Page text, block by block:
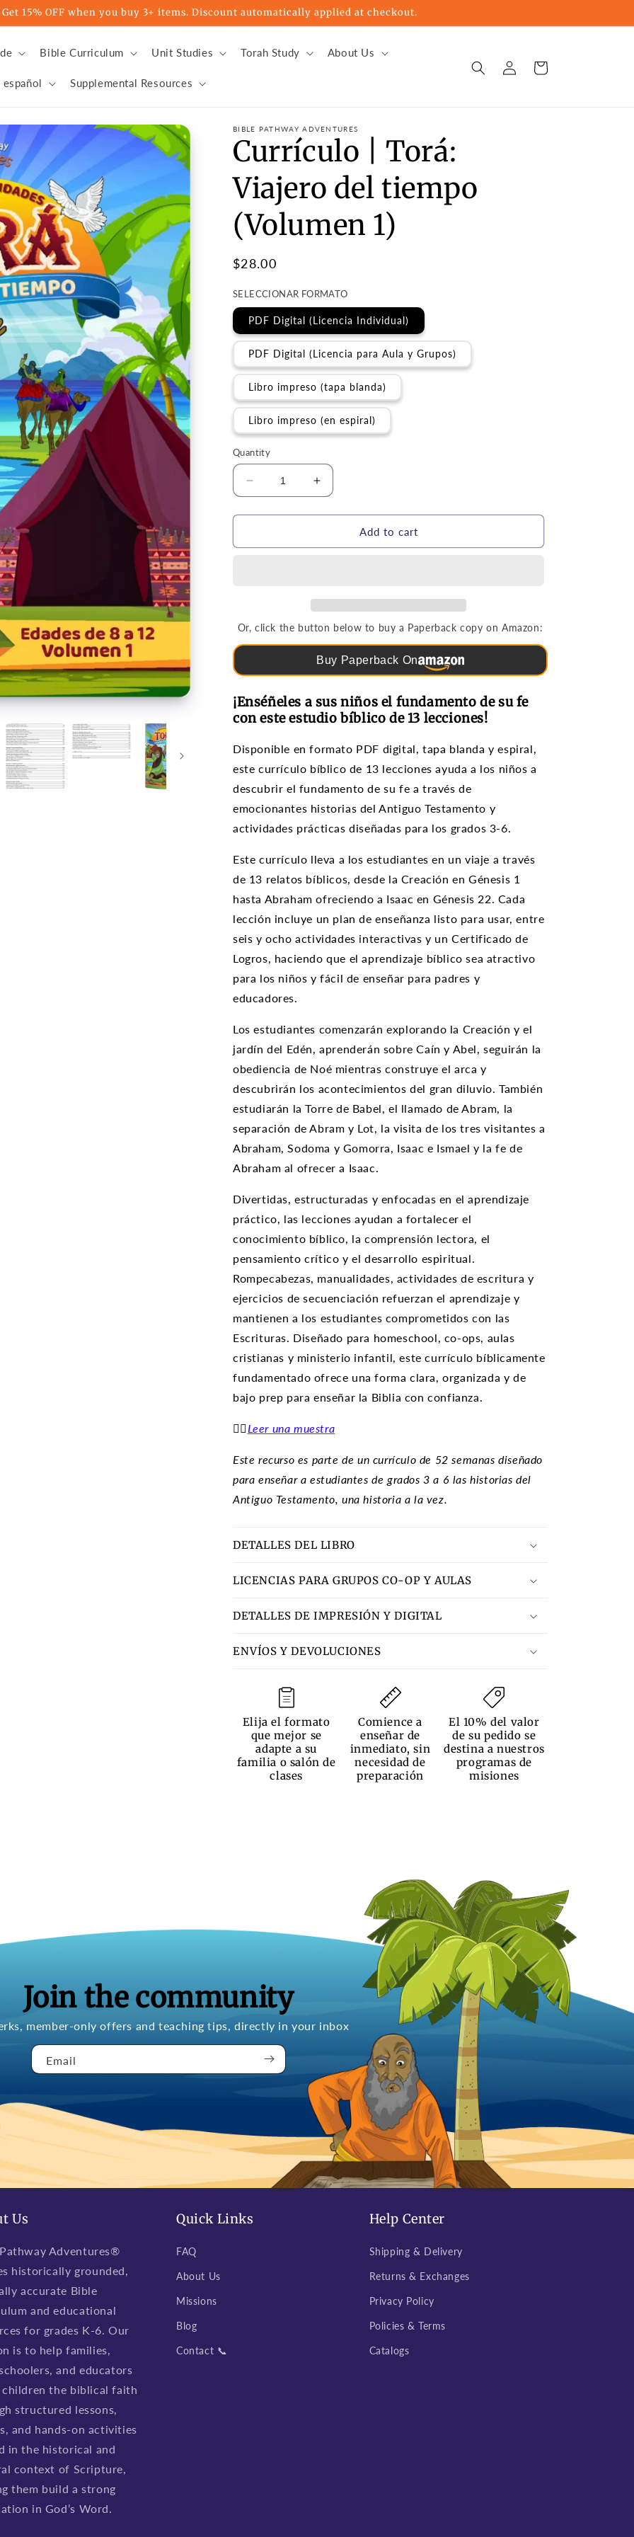
Get 15% OFF when you buy 3+ items. Discount automatically applied at checkout.
Bible Curriculum Unit Studies Torah Study About Us
español Supplemental Resources
Log
in
Cart
BIBLE PATHWAY ADVENTURES
Currículo | Torá:
Viajero del tiempo
(Volumen 1)
Regular
$28.00
SELECCIONAR FORMATO
PDF Digital (Licencia Individual)
PDF Digital (Licencia para Aula y Grupos)
Libro impreso (tapa blanda)
Libro impreso (en espiral)
Quantity
Decrease
quantity
for
|
(Volumen
1)
Increase
quantity
for
Currículo
|
(Volumen
1)
Add to cart
Or, click the button below to buy a Paperback copy on Amazon:
Buy Paperback On
¡Enséñeles a sus niños el fundamento de su fe
con este estudio bíblico de 13 lecciones!
Disponible en formato PDF digital, tapa blanda y espiral,
este currículo bíblico de 13 lecciones ayuda a los niños a
descubrir el fundamento de su fe a través de
emocionantes historias del Antiguo Testamento y
actividades prácticas diseñadas para los grados 3-6.
Este currículo lleva a los estudiantes en un viaje a través
de 13 relatos bíblicos, desde la Creación en Génesis 1
hasta Abraham ofreciendo a Isaac en Génesis 22. Cada
lección incluye un plan de enseñanza listo para usar, entre
seis y ocho actividades interactivas y un Certificado de
Logros, haciendo que el aprendizaje bíblico sea atractivo
para los niños y fácil de enseñar para padres y
educadores.
Los estudiantes comenzarán explorando la Creación y el
jardín del Edén, aprenderán sobre Caín y Abel, seguirán la
obediencia de Noé mientras construye el arca y
descubrirán los acontecimientos del gran diluvio. También
estudiarán la Torre de Babel, el llamado de Abram, la
separación de Abram y Lot, la visita de los tres visitantes a
Abraham, Sodoma y Gomorra, Isaac e Ismael y la fe de
Abraham al ofrecer a Isaac.
Divertidas, estructuradas y enfocadas en el aprendizaje
práctico, las lecciones ayudan a fortalecer el
conocimiento bíblico, la comprensión lectora, el
pensamiento crítico y el desarrollo espiritual.
Rompecabezas, manualidades, actividades de escritura y
ejercicios de secuenciación refuerzan el aprendizaje y
mantienen a los estudiantes comprometidos con las
Escrituras. Diseñado para homeschool, co-ops, aulas
cristianas y ministerio infantil, este currículo bíblicamente
fundamentado ofrece una forma clara, organizada y de
bajo prep para enseñar la Biblia con confianza.
👉🏽 Leer una muestra
Este recurso es parte de un currículo de 52 semanas diseñado
para enseñar a estudiantes de grados 3 a 6 las historias del
Antiguo Testamento, una historia a la vez.
DETALLES DEL LIBRO
LICENCIAS PARA GRUPOS CO-OP Y AULAS
DETALLES DE IMPRESIÓN Y DIGITAL
ENVÍOS Y DEVOLUCIONES
Elija el formato
que mejor se
adapte a su
familia o salón de
clases
Comience a
enseñar de
inmediato, sin
necesidad de
preparación
El 10% del valor
de su pedido se
destina a nuestros
programas de
misiones
Join the community
member-only offers and teaching tips, directly in your inbox
Email
Us
Adventures®
historically grounded,
accurate Bible
and educational
for grades K-6. Our
is to help families,
and educators
children the biblical faith
structured lessons,
and hands-on activities
in the historical and
context of Scripture,
them build a strong
in God’s Word.
Quick Links
FAQ
About Us
Missions
Blog
Contact 📞
Help Center
Shipping & Delivery
Returns & Exchanges
Privacy Policy
Policies & Terms
Catalogs